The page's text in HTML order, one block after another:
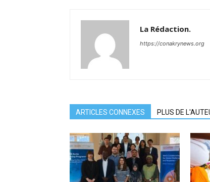
La Rédaction.
https://conakrynews.org
ARTICLES CONNEXES PLUS DE